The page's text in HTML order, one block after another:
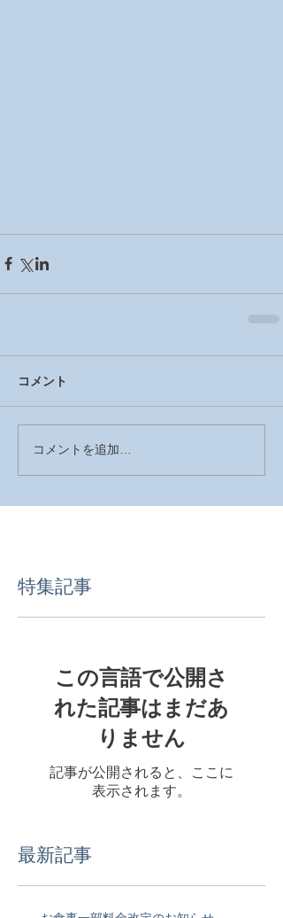
コメント
コメントを追加…
特集記事
この言語で公開さ
れた記事はまだあ
りません
記事が公開されると、ここに
表示されます。
最新記事